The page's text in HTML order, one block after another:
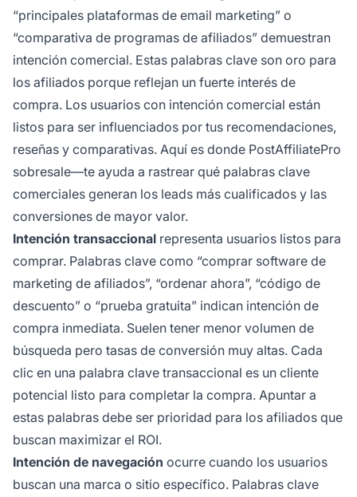
“principales plataformas de email marketing” o
“comparativa de programas de afiliados” demuestran
intención comercial. Estas palabras clave son oro para
los afiliados porque reflejan un fuerte interés de
compra. Los usuarios con intención comercial están
listos para ser influenciados por tus recomendaciones,
reseñas y comparativas. Aquí es donde PostAffiliatePro
sobresale—te ayuda a rastrear qué palabras clave
comerciales generan los leads más cualificados y las
conversiones de mayor valor.
Intención transaccional representa usuarios listos para
comprar. Palabras clave como “comprar software de
marketing de afiliados”, “ordenar ahora”, “código de
descuento” o “prueba gratuita” indican intención de
compra inmediata. Suelen tener menor volumen de
búsqueda pero tasas de conversión muy altas. Cada
clic en una palabra clave transaccional es un cliente
potencial listo para completar la compra. Apuntar a
estas palabras debe ser prioridad para los afiliados que
buscan maximizar el ROI.
Intención de navegación ocurre cuando los usuarios
buscan una marca o sitio específico. Palabras clave